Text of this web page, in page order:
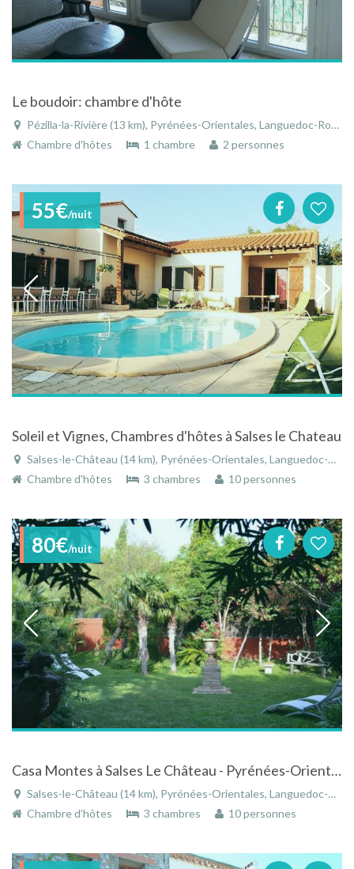
Le boudoir: chambre d'hôte
Pézilla-la-Rivière (13 km), Pyrénées-Orientales, Languedoc-Roussillon, Occitanie, France
Chambre d'hôtes
1 chambre 2 personnes
55€/nuit
Soleil et Vignes, Chambres d'hôtes à Salses le Chateau
Salses-le-Château (14 km), Pyrénées-Orientales, Languedoc-Roussillon, Occitanie, France
Chambre d'hôtes
3 chambres 10 personnes
80€/nuit
Casa Montes à Salses Le Château - Pyrénées-Orientales
Salses-le-Château (14 km), Pyrénées-Orientales, Languedoc-Roussillon, Occitanie, France
Chambre d'hôtes
3 chambres 10 personnes